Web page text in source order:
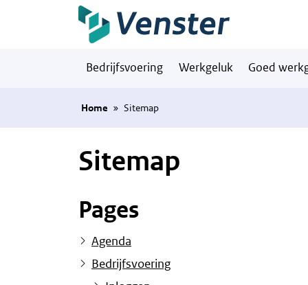
Naar hoofdinhoud
Bedrijfsvoering Werkgeluk Goed
Home » Sitemap
Sitemap
Pages
Agenda
Bedrijfsvoering